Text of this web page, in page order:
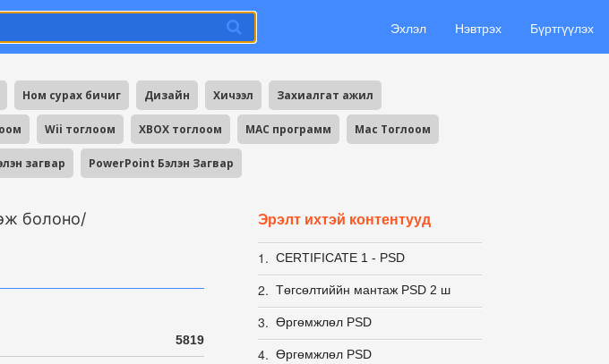
Эхлэл Нэвтрэх Бүртгүүлэх
Ном сурах бичиг Дизайн Хичээл Захиалгат ажил
Wii тоглоом XBOX тоглоом MAC программ Mac Тоглоом
загвар PowerPoint Бэлэн Загвар
болоно/
5819
Эрэлт ихтэй контентууд
1. CERTIFICATE 1 - PSD
2. Төгсөлтиййн мантаж PSD 2 ш
3. Өргөмжлөл PSD
4. Өргөмжлөл PSD